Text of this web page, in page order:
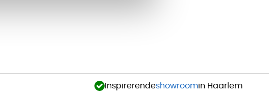
Inspirerendeshowroomin Haarlem